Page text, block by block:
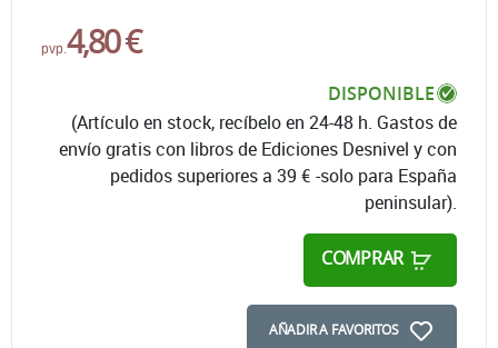
pvp. 4,80 €
DISPONIBLE
(Artículo en stock, recíbelo en 24-48 h. Gastos de
envío gratis con libros de Ediciones Desnivel y con
pedidos superiores a 39 € -solo para España
peninsular).
COMPRAR
AÑADIR A FAVORITOS